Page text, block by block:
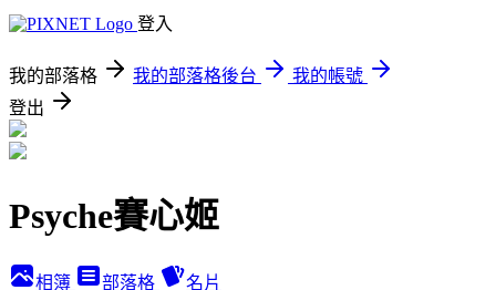
登入
我的部落格 我的部落格後台
我的帳號
登出
Psyche賽心姬
相簿 部落格 名片